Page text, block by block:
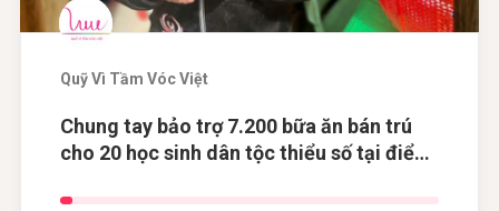
Quỹ Vì Tầm Vóc Việt
Chung tay bảo trợ 7.200 bữa ăn bán trú
cho 20 học sinh dân tộc thiểu số tại điểm